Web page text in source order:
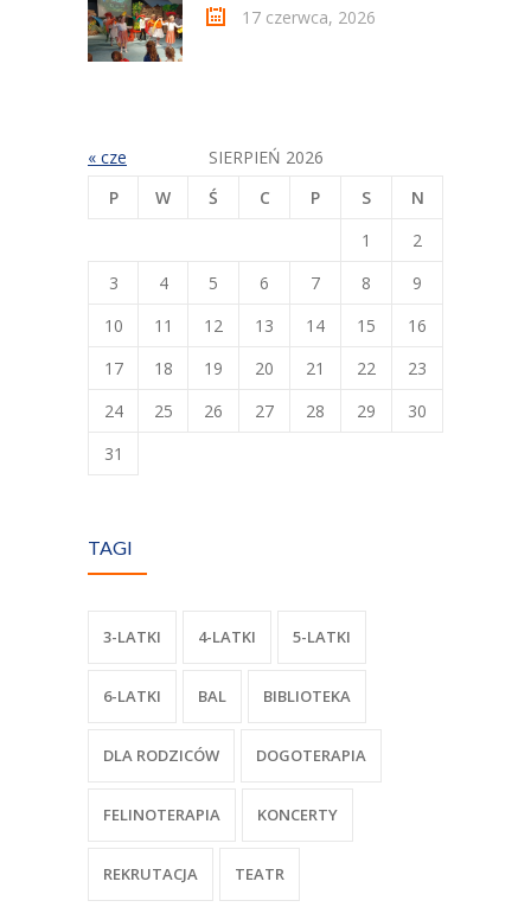
17 czerwca, 2026
SIERPIEŃ 2026
P
W Ś C P S
N
1
2
3
4 5 6 7 8
9
10
11 12 13 14 15
16
17
18 19 20 21 22
23
24
25 26 27 28 29
30
31
« cze
TAGI
3-LATKI 4-LATKI 5-LATKI
6-LATKI BAL BIBLIOTEKA
DLA RODZICÓW DOGOTERAPIA
FELINOTERAPIA KONCERTY
REKRUTACJA TEATR